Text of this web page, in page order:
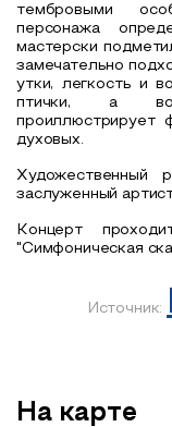
тембровыми
персонажа
мастерски
замечательно
утки, легкость и
птички, а
проиллюстрирует
духовых.
Художественный
заслуженный
Концерт
"Симфоническая
Источник:
На карте